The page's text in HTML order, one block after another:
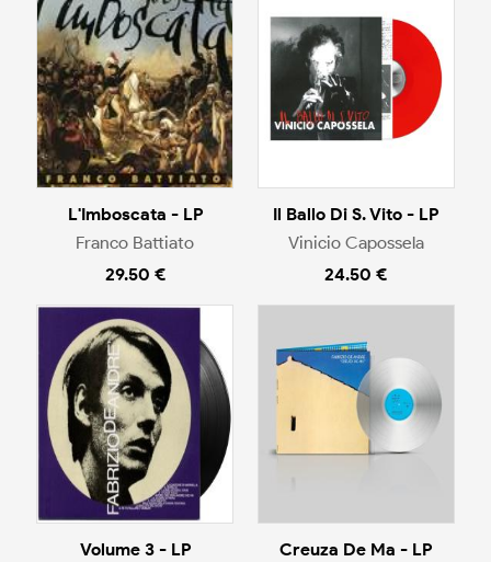
L'Imboscata - LP
Franco Battiato
29.50 €
Il Ballo Di S. Vito - LP
Vinicio Capossela
24.50 €
Volume 3 - LP
Creuza De Ma - LP